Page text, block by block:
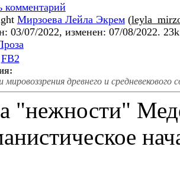
комментарий
Мирзоева Лейла Экрем(
03/07/2022, изменен: 07/08/2022.
FB2
древнего и средневекового
"нежности"